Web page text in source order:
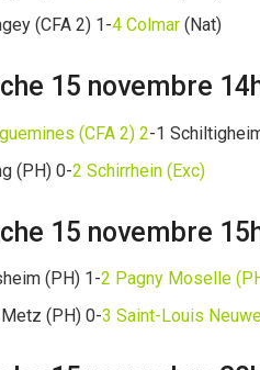
(CFA 2) 1-4 Colmar (Nat)
15 novembre
(CFA 2) 2-1
(PH) 0-2 Schirrhein (Exc)
15 novembre
(PH) 1-2 Pagny Moselle
(PH) 0-3 Saint-Louis